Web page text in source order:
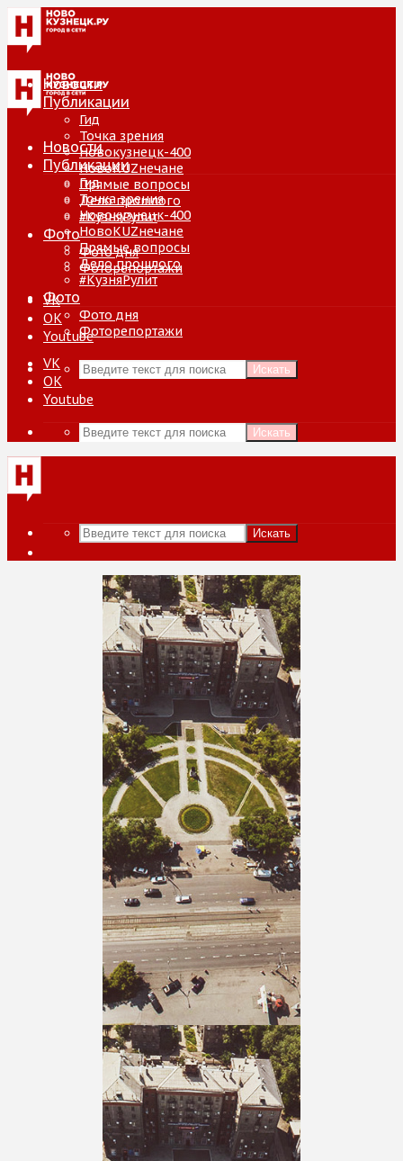
Новости
Публикации
Гид
Точка зрения
Новокузнецк-400
НовоKUZнечане
Прямые вопросы
Дело прошлого
#КузняРулит
Фото
Фото дня
Фоторепортажи
VK
ОК
Youtube
Искать
Новости
Публикации
Гид
Точка зрения
Новокузнецк-400
НовоKUZнечане
Прямые вопросы
Дело прошлого
#КузняРулит
Фото
Фото дня
Фоторепортажи
VK
ОК
Youtube
Искать
Искать